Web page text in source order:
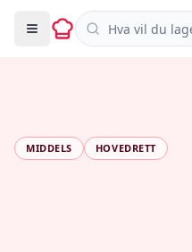
Søk i oppskrifter
MIDDELS HOVEDRETT